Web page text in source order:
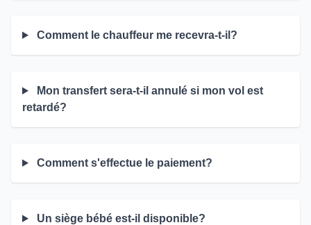
Comment le chauffeur me recevra-t-il?
Mon transfert sera-t-il annulé si mon vol est
retardé?
Comment s'effectue le paiement?
Un siège bébé est-il disponible?